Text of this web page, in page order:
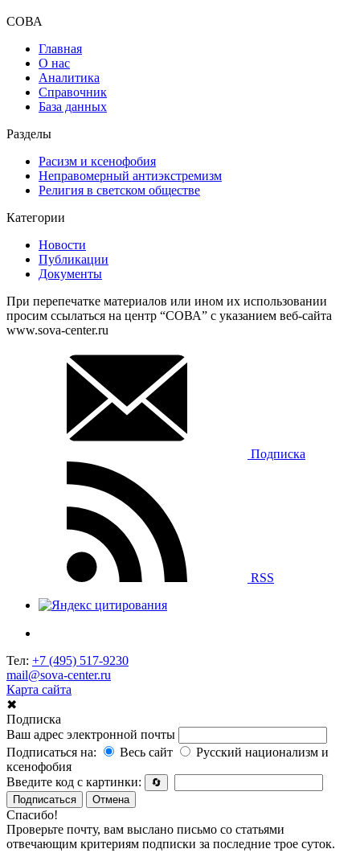
СОВА
Главная
О нас
Аналитика
Справочник
База данных
Разделы
Расизм и ксенофобия
Неправомерный антиэкстремизм
Религия в светском обществе
Категории
Новости
Публикации
Документы
При перепечатке материалов или ином их использовании
просим ссылаться на центр “СОВА” с указанием веб-сайта
www.sova-center.ru
Подписка
RSS
Тел: +7 (495) 517-9230
mail@sova-center.ru
Карта сайта
✖
Подписка
Ваш адрес электронной почты
Подписаться на:
Весь сайт
Русский национализм и
ксенофобия
Введите код с картинки:
🔄
Подписаться
Отмена
Спасибо!
Проверьте почту, вам выслано письмо со статьями
отвечающим критериям подписки за последние трое суток.